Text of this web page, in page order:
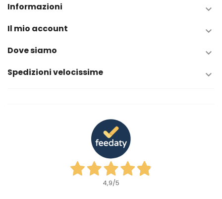
Informazioni 
Il mio account 
Dove siamo 
Spedizioni velocissime 
4,9/5